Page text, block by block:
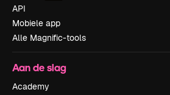
API
Mobiele app
Alle Magnific-tools
Aan de slag
Academy